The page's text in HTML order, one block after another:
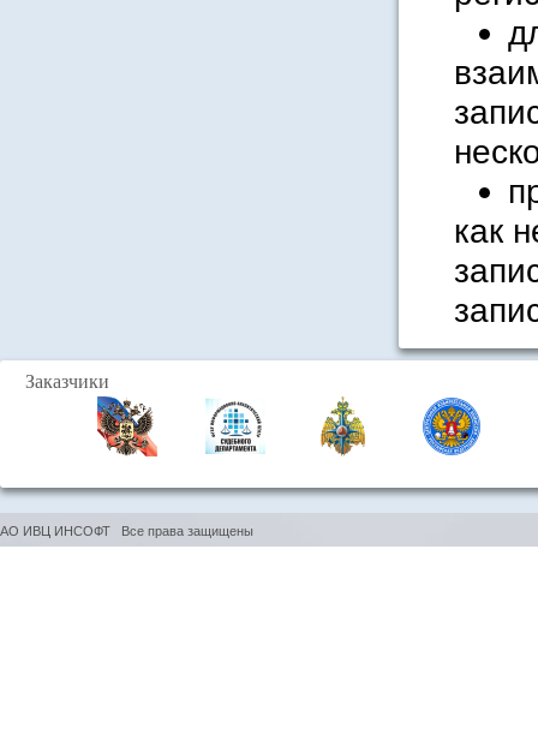
как
Заказчики
АО ИВЦ ИНСОФТ Все права защищены